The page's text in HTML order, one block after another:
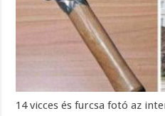
14 vicces és furcsa fotó az